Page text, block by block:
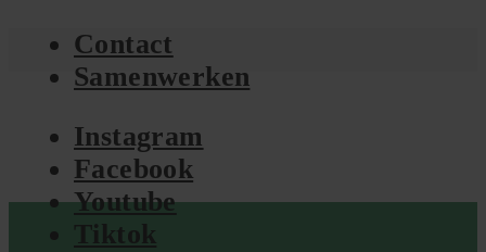
Contact
Samenwerken
Instagram
Facebook
Youtube
Tiktok